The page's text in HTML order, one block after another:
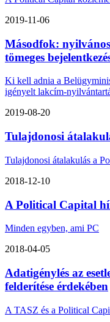
2019-11-06
Másodfok:
tömeges
Ki kell adnia a
igényelt lakcím-
2019-08-20
Tulajdonosi
Tulajdonosi átalakulás a
2018-12-10
A Political Capital
Minden egyben, ami PC
2018-04-05
Adatigénylés az
felderítése érdekében
A TASZ és a Political